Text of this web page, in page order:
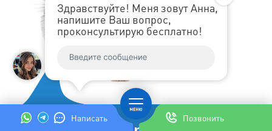
Написать Позвонить
Здравствуйте! Меня зовут Анна,
напишите Ваш вопрос,
проконсультирую бесплатно!